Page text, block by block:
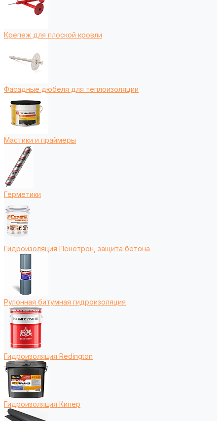
Крепеж для плоской кровли
Фасадные дюбеля для теплоизоляции
Мастики и праймеры
Герметики
Гидроизоляция Пенетрон, защита бетона
Рулонная битумная гидроизоляция
Гидроизоляция Redington
Гидроизоляция Кипер